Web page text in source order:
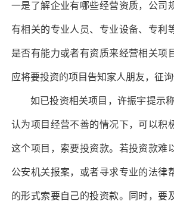
一是了解企业有哪些经营资质，公司
有相关的专业人员、专业设备、专利
是否有能力或者有资质来经营相关项
应将要投资的项目告知家人朋友，征询
如已投资相关项目，许振宇提示
认为项目经营不善的情况下，可以积
这个项目，索要投资款。若投资款难
公安机关报案，或者寻求专业的法律
的形式索要自己的投资款。同时，要